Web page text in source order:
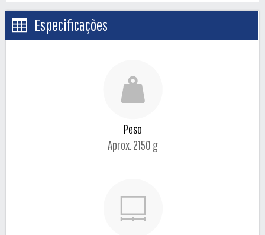
Especificações
Peso
Aprox. 2150 g